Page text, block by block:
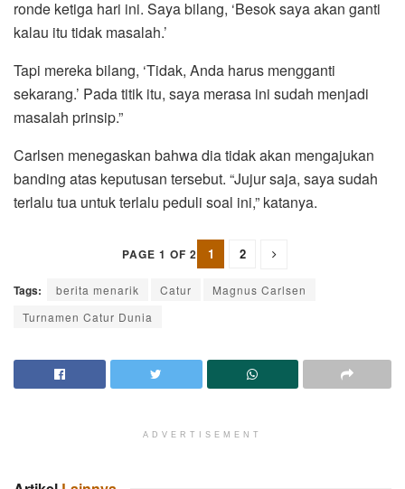
ronde ketiga hari ini. Saya bilang, ‘Besok saya akan ganti
kalau itu tidak masalah.’
Tapi mereka bilang, ‘Tidak, Anda harus mengganti
sekarang.’ Pada titik itu, saya merasa ini sudah menjadi
masalah prinsip.”
Carlsen menegaskan bahwa dia tidak akan mengajukan
banding atas keputusan tersebut. “Jujur saja, saya sudah
terlalu tua untuk terlalu peduli soal ini,” katanya.
PAGE 1 OF 2 1 2
Tags: berita menarik Catur
Magnus Carlsen
Turnamen Catur Dunia
ADVERTISEMENT